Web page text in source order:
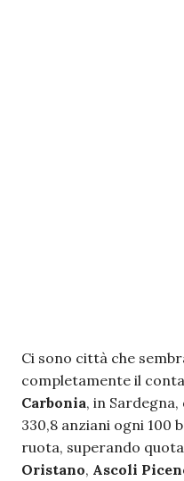
Ci sono città che
completamente il
Carbonia, in
330,8 anziani ogni 100
ruota, superando
Oristano, Ascoli